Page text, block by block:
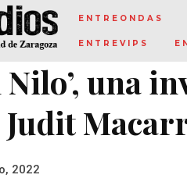
ENTREONDAS
ENTREVIPS
Nilo’, una
2022